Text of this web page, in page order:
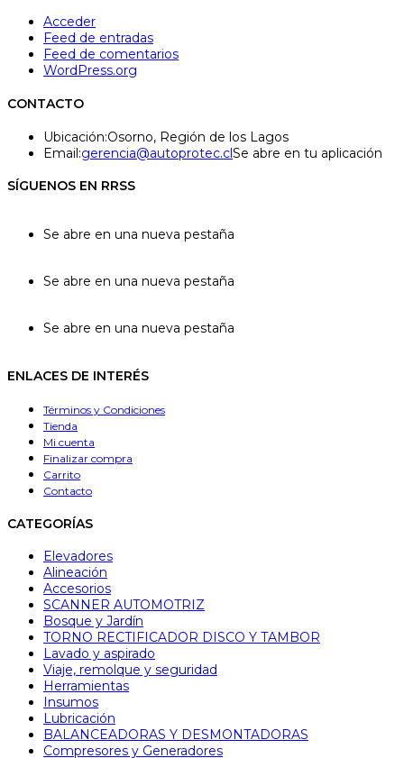
Acceder
Feed de entradas
Feed de comentarios
WordPress.org
CONTACTO
Ubicación:Osorno, Región de los Lagos
Email:gerencia@autoprotec.clSe abre en tu aplicación
SÍGUENOS EN RRSS
Se abre en una nueva pestaña
Se abre en una nueva pestaña
Se abre en una nueva pestaña
ENLACES DE INTERÉS
Términos y Condiciones
Tienda
Mi cuenta
Finalizar compra
Carrito
Contacto
CATEGORÍAS
Elevadores
Alineación
Accesorios
SCANNER AUTOMOTRIZ
Bosque y Jardín
TORNO RECTIFICADOR DISCO Y TAMBOR
Lavado y aspirado
Viaje, remolque y seguridad
Herramientas
Insumos
Lubricación
BALANCEADORAS Y DESMONTADORAS
Compresores y Generadores